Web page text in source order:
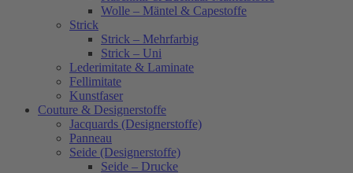
Wolle – Mäntel & Capestoffe
Strick
Strick – Mehrfarbig
Strick – Uni
Lederimitate & Laminate
Fellimitate
Kunstfaser
Couture & Designerstoffe
Jacquards (Designerstoffe)
Panneau
Seide (Designerstoffe)
Seide – Drucke